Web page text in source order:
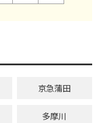
京急蒲田
多摩川